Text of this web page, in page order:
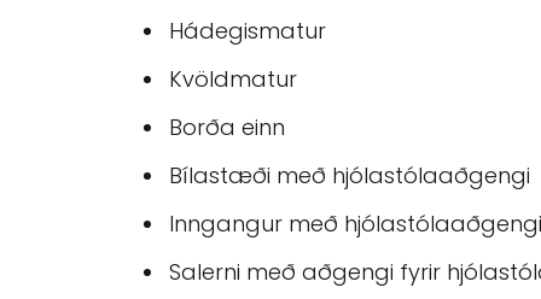
Hádegismatur
Kvöldmatur
Borða einn
Bílastæði með hjólastólaaðgengi
Inngangur með hjólastólaaðgengi
Salerni með aðgengi fyrir